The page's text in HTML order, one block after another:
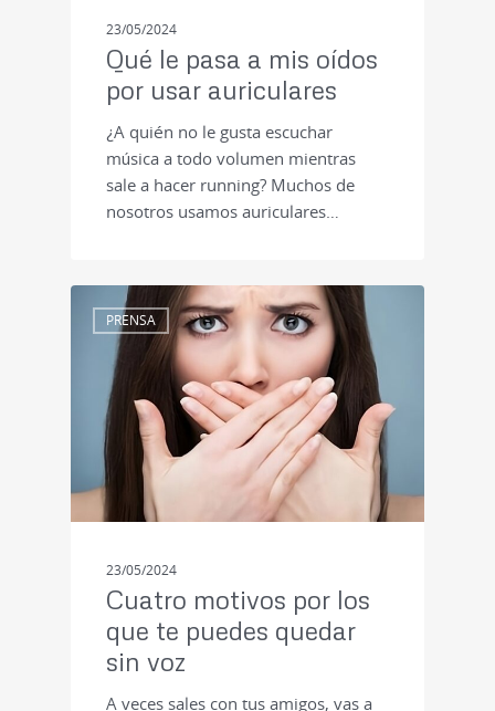
23/05/2024
Qué le pasa a mis oídos
por usar auriculares
¿A quién no le gusta escuchar
música a todo volumen mientras
sale a hacer running? Muchos de
nosotros usamos auriculares…
PRENSA
23/05/2024
Cuatro motivos por los
que te puedes quedar
sin voz
A veces sales con tus amigos, vas a